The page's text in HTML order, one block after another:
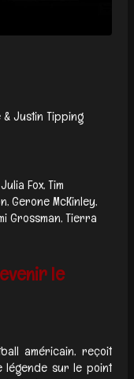
& Justin Tipping
Fox, Tim
Gerone McKinley,
Grossman, Tierra
le
américain, reçoit
légende sur le point